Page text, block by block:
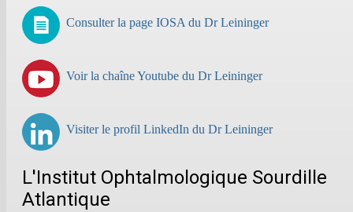
Consulter la page IOSA du Dr Leininger
Voir la chaîne Youtube du Dr Leininger
Visiter le profil LinkedIn du Dr Leininger
L'Institut Ophtalmologique Sourdille
Atlantique